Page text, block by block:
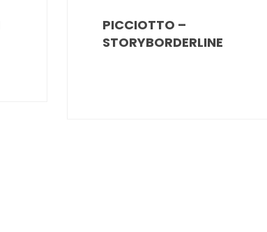
PICCIOTTO –
STORYBORDERLINE